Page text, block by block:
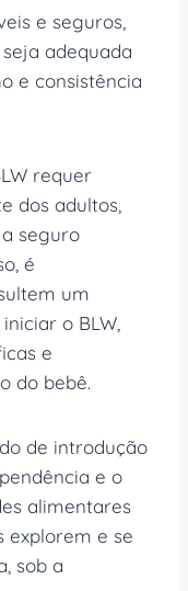
e seguros,
adequada
e consistência
requer
dos adultos,
seguro
é
um
o BLW,
e
do bebê.
de introdução
e o
alimentares
explorem e se
sob a